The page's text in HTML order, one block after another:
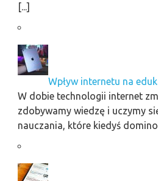
[...]
Wpływ internetu na
W dobie technologii internet
zdobywamy wiedzę i uczymy
nauczania, które kiedyś